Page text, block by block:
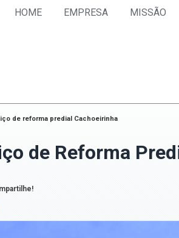
HOME EMPRESA MISSÃO
de reforma predial Cachoeirinha
de Reforma